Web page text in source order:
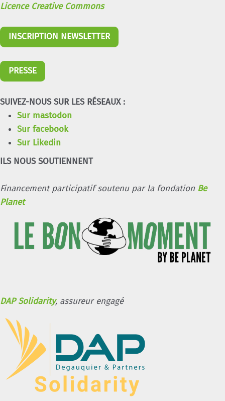
Licence Creative Commons
INSCRIPTION NEWSLETTER
PRESSE
SUIVEZ-NOUS SUR LES RÉSEAUX :
Sur mastodon
Sur facebook
Sur Likedin
ILS NOUS SOUTIENNENT
Financement participatif soutenu par la fondation Be
Planet
DAP Solidarity, assureur engagé